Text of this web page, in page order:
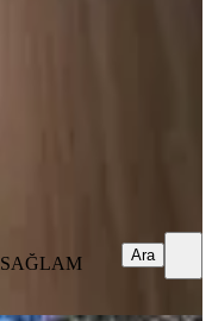
SAĞLAM
Ara